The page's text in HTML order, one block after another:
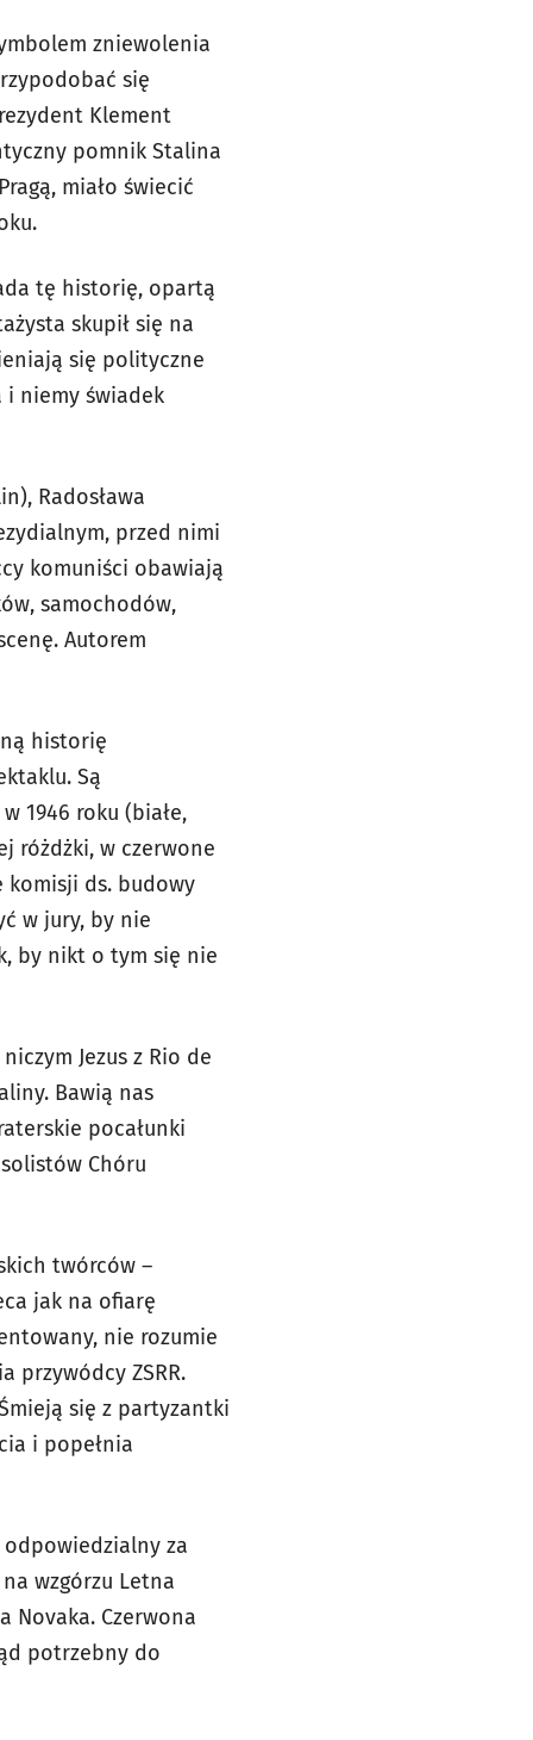
zniewolenia
się
Klement
pomnik Stalina
miało świecić
tę historię, opartą
skupił się na
się polityczne
i niemy świadek
Radosława
przed nimi
komuniści obawiają
samochodów,
Autorem
historię
Są
1946 roku (białe,
różdżki, w czerwone
komisji ds. budowy
w jury, by nie
by nikt o tym się nie
Jezus z Rio de
Bawią nas
pocałunki
Chóru
twórców –
jak na ofiarę
nie rozumie
przywódcy ZSRR.
się z partyzantki
i popełnia
odpowiedzialny za
wzgórzu Letna
Novaka. Czerwona
potrzebny do